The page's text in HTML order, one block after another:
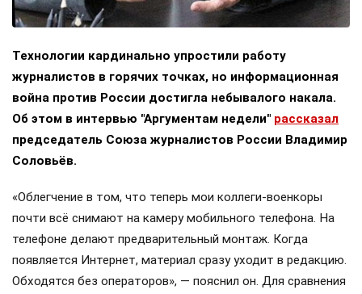
Технологии кардинально упростили работу
журналистов в горячих точках, но информационная
война против России достигла небывалого накала.
Об этом в интервью "Аргументам недели" рассказал
председатель Союза журналистов России Владимир
Соловьёв.
«Облегчение в том, что теперь мои коллеги-военкоры
почти всё снимают на камеру мобильного телефона. На
телефоне делают предварительный монтаж. Когда
появляется Интернет, материал сразу уходит в редакцию.
Обходятся без операторов», — пояснил он. Для сравнения